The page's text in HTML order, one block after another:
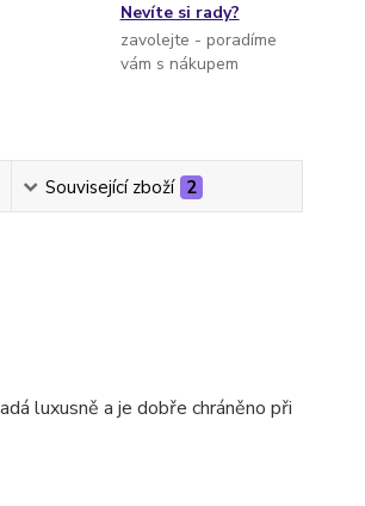
Nevíte si rady?
zavolejte - poradíme
vám s nákupem
Související zboží 2
luxusně a je dobře chráněno při